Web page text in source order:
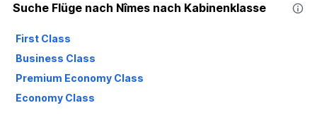
Suche Flüge nach Nîmes nach Kabinenklasse
First Class
Business Class
Premium Economy Class
Economy Class